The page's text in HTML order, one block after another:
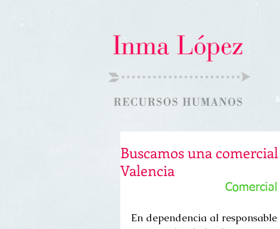
Buscamos una
Valencia
En dependencia al